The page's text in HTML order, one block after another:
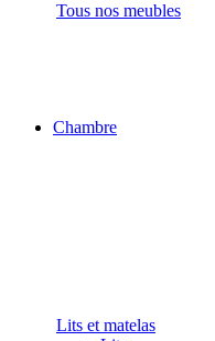
Tous nos meubles
Chambre
Lits et matelas